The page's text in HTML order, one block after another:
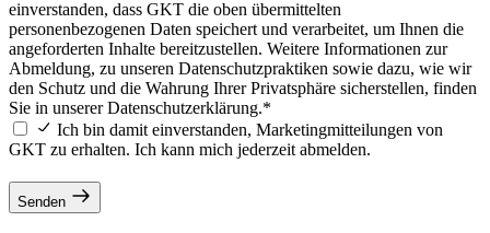
einverstanden, dass GKT die oben übermittelten
personenbezogenen Daten speichert und verarbeitet, um Ihnen die
angeforderten Inhalte bereitzustellen. Weitere Informationen zur
Abmeldung, zu unseren Datenschutzpraktiken sowie dazu, wie wir
den Schutz und die Wahrung Ihrer Privatsphäre sicherstellen, finden
Sie in unserer Datenschutzerklärung.*
Ich bin damit einverstanden, Marketingmitteilungen von
GKT zu erhalten. Ich kann mich jederzeit abmelden.
Senden